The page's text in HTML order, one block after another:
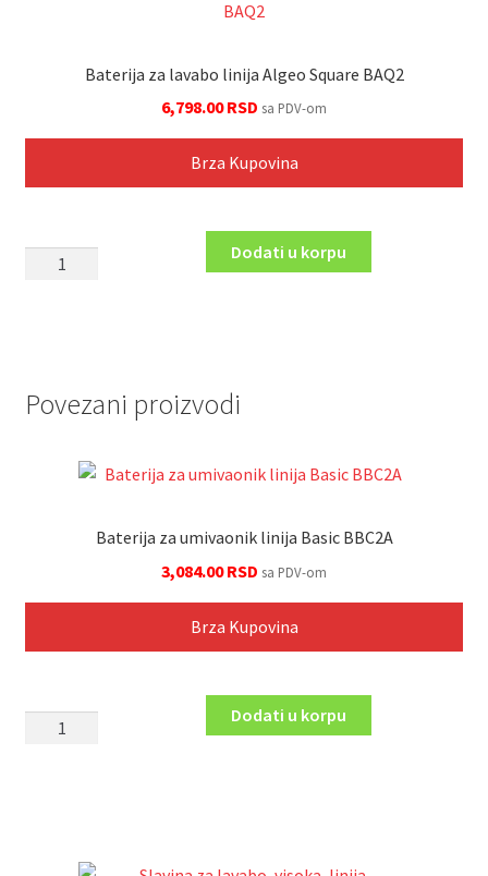
Baterija za lavabo linija Algeo Square BAQ2
6,798.00RSD sa PDV-om
Brza Kupovina
Baterija
Square
Dodati u korpu
Povezani proizvodi
Baterija za umivaonik linija Basic BBC2A
3,084.00RSD sa PDV-om
Brza Kupovina
Baterija
Dodati u korpu